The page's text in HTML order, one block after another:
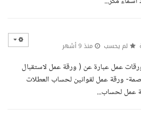
لم يحسب منذ 9 أشهر
عمل عبارة عن ( ورقة عمل لاستقبال
ورقة عمل لقوانين لحساب العطلات
عمل لحساب...